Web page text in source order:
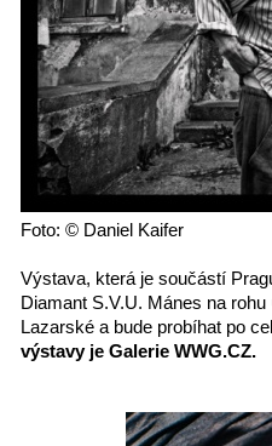
Foto: © Daniel Kaifer
Výstava, která je součástí
Diamant S.V.U. Mánes na
Lazarské a bude probíhat po
výstavy je Galerie WWG.CZ.